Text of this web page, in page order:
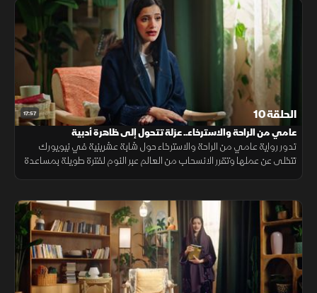
17:57 الحلقة 10
عامي من الراحة والاسترخاء.. عزلة تتحول إلى ظاهرة أدبية
تدور رواية عامي من الراحة والاسترخاء حول شابة عشرينية في نيويورك
تتخلى عن عملها وتقرر الانسحاب من العالم عبر النوم لفترة طويلة بمساعدة